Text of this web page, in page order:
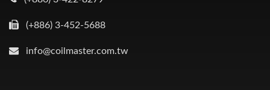
(+886) 3-452-5688
info@coilmaster.com.tw